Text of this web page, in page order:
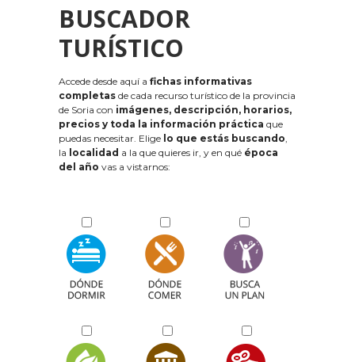
BUSCADOR
TURÍSTICO
Accede desde aquí a fichas informativas
completas de cada recurso turístico de la provincia
de Soria con imágenes, descripción, horarios,
precios y toda la información práctica que
puedas necesitar. Elige lo que estás buscando,
la localidad a la que quieres ir, y en qué época
del año vas a vistarnos: